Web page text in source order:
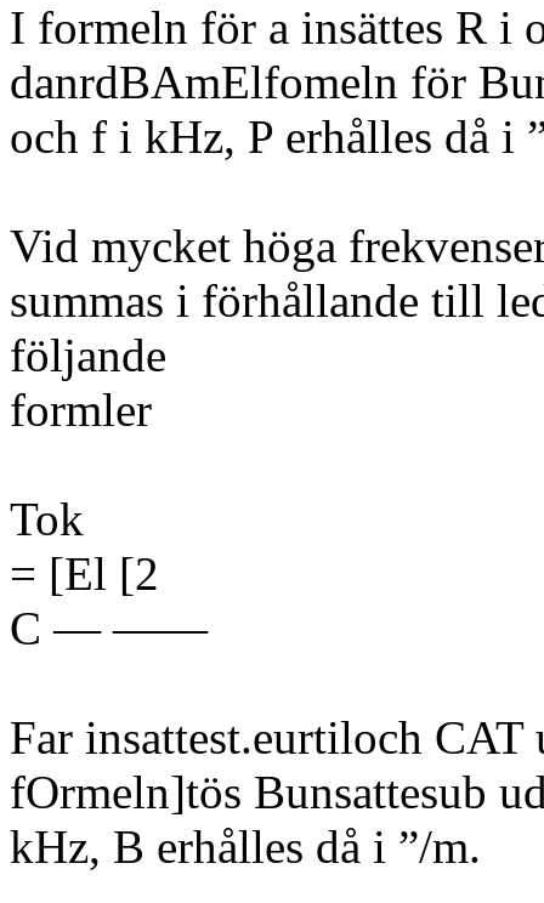
I formeln för a insättes R i
danrdBAmElfomeln för
och f i kHz, P erhålles då i
Vid mycket höga
summas i förhållande till
följande
formler
Tok
= [El [2
C — ——
Far insattest.eurtiloch
fOrmeln]tös Bunsattesub
kHz, B erhålles då i ”/m.